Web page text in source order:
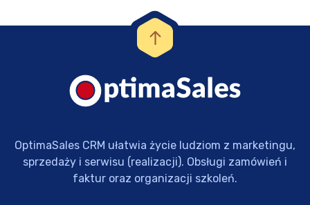
OptimaSales CRM ułatwia życie ludziom z marketingu,
sprzedaży i serwisu (realizacji). Obsługi zamówień i
faktur oraz organizacji szkoleń.